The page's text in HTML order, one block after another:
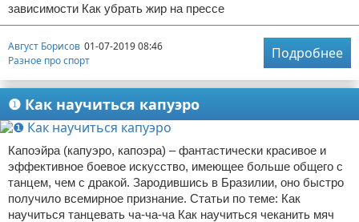
зависимости Как убрать жир на прессе
Август Борисов 01-07-2019 08:46
Разное про спорт
Подробнее
❶ Как научиться капуэро
Капоэйра (капуэро, капоэра) – фантастически красивое и
эффективное боевое искусство, имеющее больше общего с
танцем, чем с дракой. Зародившись в Бразилии, оно быстро
получило всемирное признание. Статьи по теме: Как
научиться танцевать ча-ча-ча Как научиться чеканить мяч